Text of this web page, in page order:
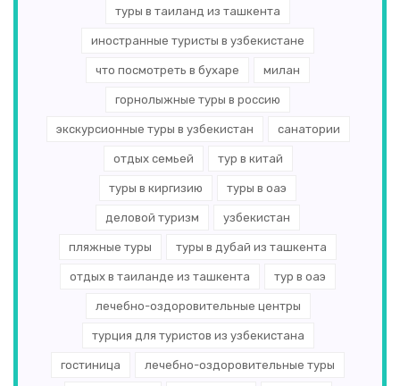
туры в таиланд из ташкента
иностранные туристы в узбекистане
что посмотреть в бухаре милан
горнолыжные туры в россию
экскурсионные туры в узбекистан санатории
отдых семьей тур в китай
туры в киргизию туры в оаэ
деловой туризм узбекистан
пляжные туры туры в дубай из ташкента
отдых в таиланде из ташкента тур в оаэ
лечебно-оздоровительные центры
турция для туристов из узбекистана
гостиница лечебно-оздоровительные туры